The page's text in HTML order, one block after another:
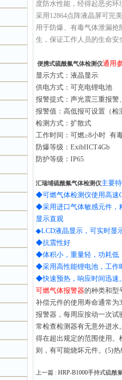
度防水性能，经得起恶劣
采用12864点阵液晶屏可完
用于防爆、有毒气体泄漏
生，保证工作人员的生命
便携式硫酰氟气体检测仪通用
显示方式：液晶显示
供电方式：可充电锂电池
报警提式：声光震三重报警
报警值：高低报可设置（
检测方式：扩散式
工作时间：可燃≥8小时 有
防爆等级：ExibIICT4Gb
防护等级：IP65
汇瑞埔硫酰氟气体检测仪主要
◆可燃气体检测仪使用高速
◆采用进口气体敏感元件，
显示直观
◆LCD液晶显示，可实时显
◆抗震性好
◆体积小，重量轻，功耗低
◆采用高性能锂电池，工作
◆快速预热，响应时间迅速
可燃气体报警器的种类和型
补偿元件的使用寿命通常
报警器，每周应按动一次试
常检查检测器有无意外进
得在超出规定的范围使用
则，有可能烧坏元件。(5)
上一篇 : HRP-B1000手持式硫酰